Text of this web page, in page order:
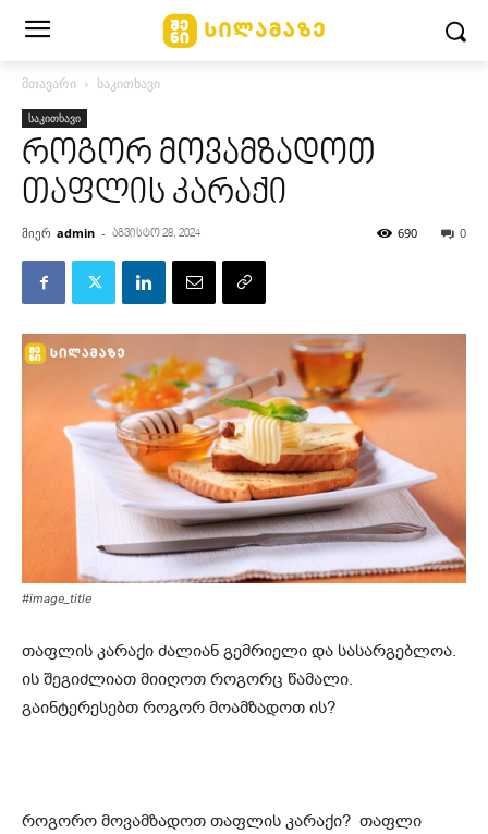
მთავარი საკითხავი
საკითხავი
როგორ მოვამზადოთ
თაფლის კარაქი
მიერ admin - აგვისტო 28, 2024 0
690
#image_title
თაფლის კარაქი ძალიან გემრიელი და სასარგებლოა.
ის შეგიძლიათ მიიღოთ როგორც წამალი.
გაინტერესებთ როგორ მოამზადოთ ის?
როგორო მოვამზადოთ თაფლის კარაქი? თაფლი